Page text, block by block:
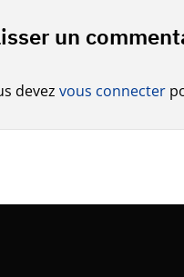
un
devez vous connecter